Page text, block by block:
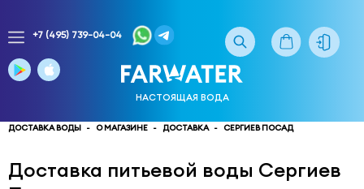
доставки
воды
многоканальный
+7 (495) 739-04-04
НАСТОЯЩАЯ ВОДА
ДОСТАВКА ВОДЫ О МАГАЗИНЕ ДОСТАВКА СЕРГИЕВ ПОСАД
Доставка питьевой воды Сергиев